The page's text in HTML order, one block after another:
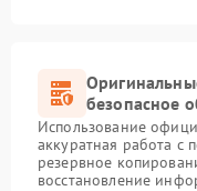
безопасное
Использование
аккуратная работа с
резервное
восстановление